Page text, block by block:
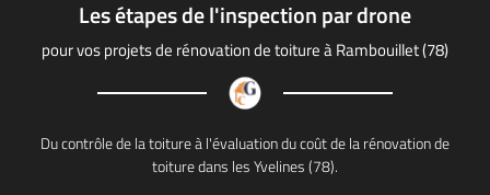
Présentation
Une
Les étapes de l'inspection par drone
pour vos projets de rénovation de toiture à Rambouillet (78)
Du contrôle de la toiture à l'évaluation du coût de la rénovation de
toiture dans les Yvelines (78).